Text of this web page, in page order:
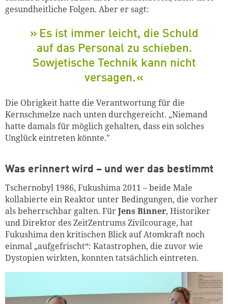
gesundheitliche Folgen. Aber er sagt:
Es ist immer leicht, die Schuld
auf das Personal zu schieben.
Sowjetische Technik kann nicht
versagen.
Die Obrigkeit hatte die Verantwortung für die
Kernschmelze nach unten durchgereicht. „Niemand
hatte damals für möglich gehalten, dass ein solches
Unglück eintreten könnte."
Was erinnert wird – und wer das bestimmt
Tschernobyl 1986, Fukushima 2011 – beide Male
kollabierte ein Reaktor unter Bedingungen, die vorher
als beherrschbar galten. FürJens Binner, Historiker
und Direktor des ZeitZentrums Zivilcourage, hat
Fukushima den kritischen Blick auf Atomkraft noch
einmal „aufgefrischt“: Katastrophen, die zuvor wie
Dystopien wirkten, konnten tatsächlich eintreten.